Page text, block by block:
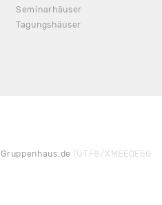
Seminarhäuser
Tagungshäuser
(UTF8/XMEEQE5G